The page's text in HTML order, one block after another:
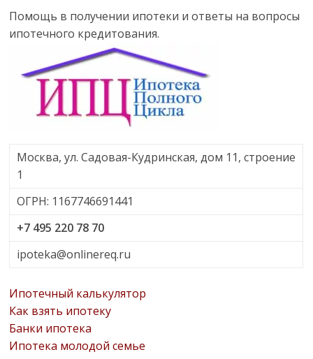
Помощь в получении ипотеки и ответы на вопросы
ипотечного кредитования.
Москва, ул. Садовая-Кудринская, дом 11, строение
1
ОГРН: 1167746691441
+7 495 220 78 70
ipoteka@onlinereq.ru
Ипотечный калькулятор
Как взять ипотеку
Банки ипотека
Ипотека молодой семье